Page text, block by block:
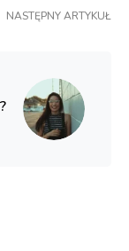
NASTĘPNY ARTYKUŁ